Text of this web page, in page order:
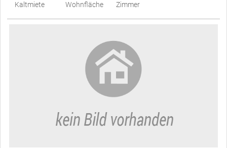
Kaltmiete
Wohnfläche
Zimmer